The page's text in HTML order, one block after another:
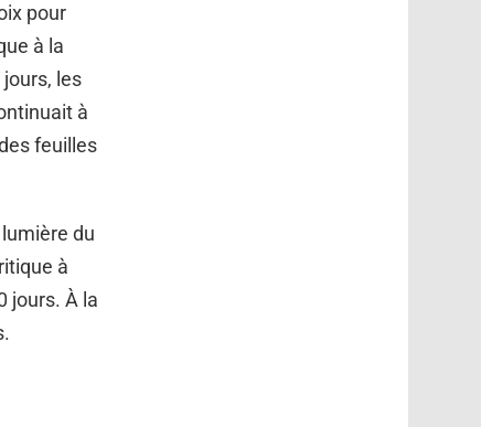
pour
à la
les
à
feuilles
du
à
jours. À la